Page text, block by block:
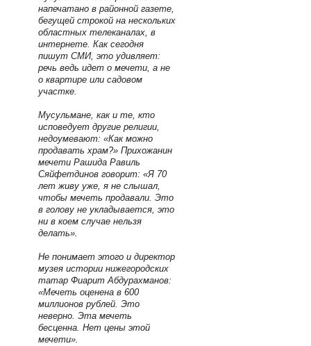
напечатано в районной газете,
бегущей строкой на нескольких
областных телеканалах, в
интернете. Как сегодня
пишут СМИ, это удивляет:
речь ведь идет о мечети, а не
о квартире или садовом
участке.
Мусульмане, как и те, кто
исповедует другие религии,
недоумевают: «Как можно
продавать храм?» Прихожанин
мечети Рашида Равиль
Сяйфетдинов говорит: «Я 70
лет живу уже, я не слышал,
чтобы мечеть продавали. Это
в голову не укладывается, это
ни в коем случае нельзя
делать».
Не понимает этого и директор
музея истории нижегородских
татар Фиарит Абдурахманов:
«Мечеть оценена в 600
миллионов рублей. Это
неверно. Эта мечеть
бесценна. Нет цены этой
мечети».